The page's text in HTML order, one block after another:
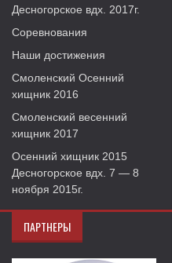
Десногорское вдх. 2017г.
Соревнования
Наши достижения
Смоленский Осенний
хищник 2016
Смоленский весенний
хищник 2017
Осенний хищник 2015
Десногорское вдх. 7 — 8
ноября 2015г.
ПАРТНЕРЫ